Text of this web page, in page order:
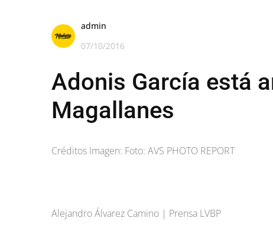
admin
07/10/2016
Adonis García está
Magallanes
Créditos Imagen: Foto: AVS PHOTO REPORT
Alejandro Álvarez Camino | Prensa LVBP